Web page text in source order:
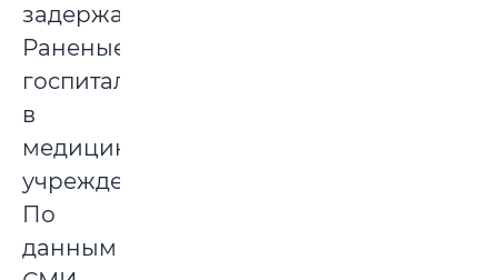
задержан.
Раненые
госпитализированы
в
медицинские
учреждения.
По
данным